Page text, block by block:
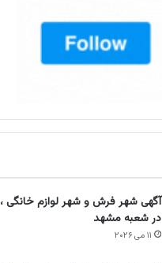
آگهی شهر فرش و شهر لوازم خانگی
در شعبه مشهد
۱۱ می ۲۰۲۶